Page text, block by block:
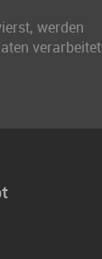
werden
verarbeitet